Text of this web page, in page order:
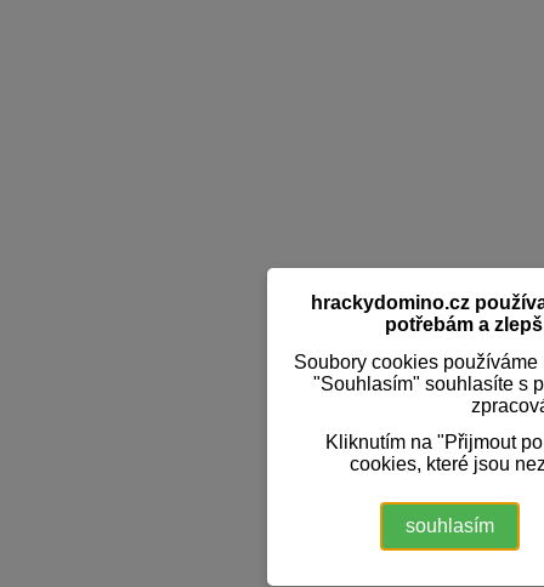
hrackydomino.cz
potřebám a
Soubory cookies
"Souhlasím" souhlasíte s
Kliknutím na "Přijmout
cookies, které jsou
souhlasím